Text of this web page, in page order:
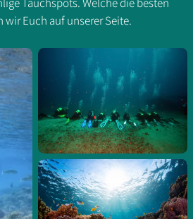
wir Euch auf unserer Seite.